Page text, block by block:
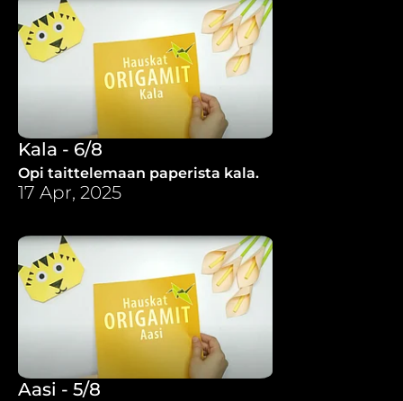
Kala - 6/8
Opi taittelemaan paperista kala.
17 Apr, 2025
Aasi - 5/8